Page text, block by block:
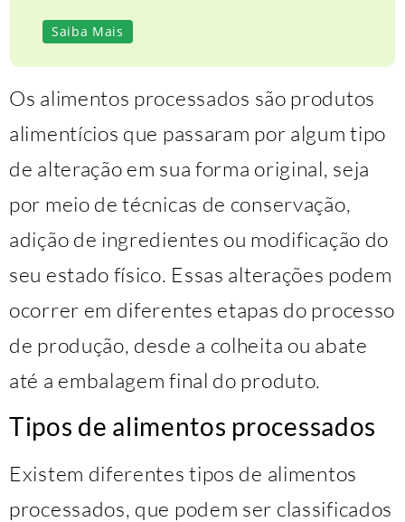
Saiba Mais
Os alimentos processados são produtos
alimentícios que passaram por algum tipo
de alteração em sua forma original, seja
por meio de técnicas de conservação,
adição de ingredientes ou modificação do
seu estado físico. Essas alterações podem
ocorrer em diferentes etapas do processo
de produção, desde a colheita ou abate
até a embalagem final do produto.
Tipos de alimentos processados
Existem diferentes tipos de alimentos
processados, que podem ser classificados